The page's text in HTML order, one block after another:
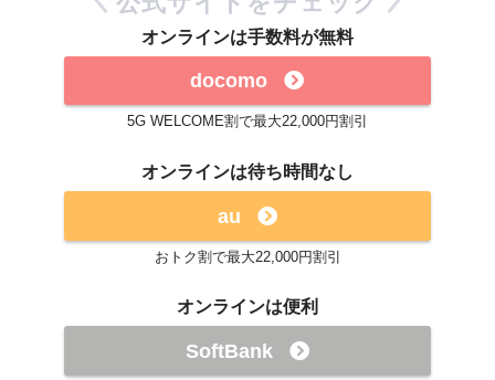
オンラインは手数料が無料
docomo
5G WELCOME割で最大22,000円割引
オンラインは待ち時間なし
au
おトク割で最大22,000円割引
オンラインは便利
SoftBank